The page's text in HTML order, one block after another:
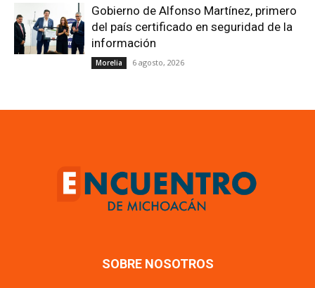
Gobierno de Alfonso Martínez, primero
del país certificado en seguridad de la
información
Morelia 6 agosto, 2026
SOBRE NOSOTROS